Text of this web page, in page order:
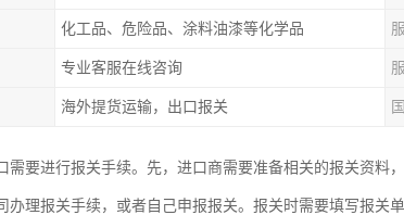
化工品、危险品、涂料油漆等化学品
专业客服在线咨询
海外提货运输，出口报关
需要进行报关手续。先，进口商需要准备相关的报关资料
办理报关手续，或者自己申报报关。报关时需要填写报关